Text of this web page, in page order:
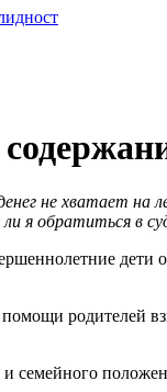
не хватает на
я обратиться в
родителей
семейного